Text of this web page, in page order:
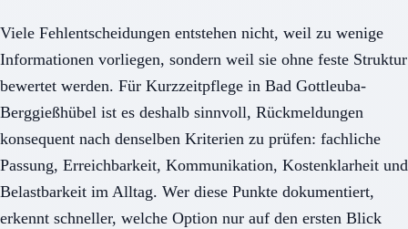
Viele Fehlentscheidungen entstehen nicht, weil zu wenige
Informationen vorliegen, sondern weil sie ohne feste Struktur
bewertet werden. Für Kurzzeitpflege in Bad Gottleuba-
Berggießhübel ist es deshalb sinnvoll, Rückmeldungen
konsequent nach denselben Kriterien zu prüfen: fachliche
Passung, Erreichbarkeit, Kommunikation, Kostenklarheit und
Belastbarkeit im Alltag. Wer diese Punkte dokumentiert,
erkennt schneller, welche Option nur auf den ersten Blick